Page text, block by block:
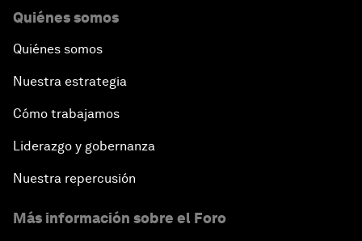
Quiénes somos
Quiénes somos
Nuestra estrategia
Cómo trabajamos
Liderazgo y gobernanza
Nuestra repercusión
Más información sobre el Foro